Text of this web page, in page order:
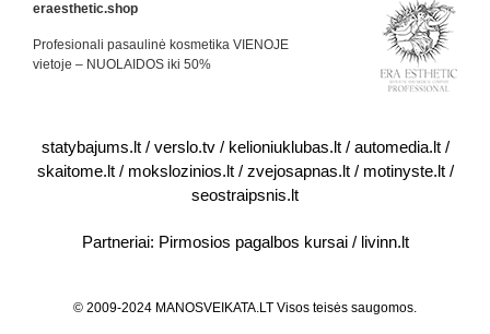
eraesthetic.shop
Profesionali pasaulinė kosmetika VIENOJE
vietoje – NUOLAIDOS iki 50%
statybajums.lt/ verslo.tv/ kelioniuklubas.lt/ automedia.lt/
skaitome.lt/ mokslozinios.lt/ zvejosapnas.lt/ motinyste.lt/
seostraipsnis.lt
Partneriai: Pirmosios pagalbos kursai/ livinn.lt
© 2009-2024 MANOSVEIKATA.LT Visos teisės saugomos.